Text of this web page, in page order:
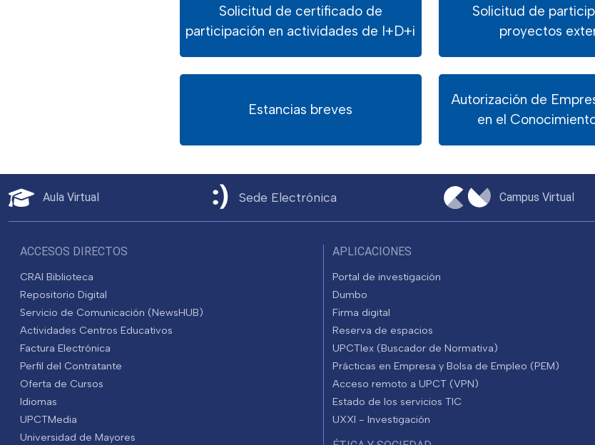
Solicitud de certificado de
participación en actividades de I+D+i
Solicitud de
proyectos
Estancias breves
Autorización de
en el
Aula Virtual Sede Electrónica Campus Virtual
ACCESOS DIRECTOS
CRAI Biblioteca
Repositorio Digital
Servicio de Comunicación (NewsHUB)
Actividades Centros Educativos
Factura Electrónica
Perfil del Contratante
Oferta de Cursos
Idiomas
UPCTMedia
Universidad de Mayores
APLICACIONES
Portal de investigación
Dumbo
Firma digital
Reserva de espacios
UPCTlex (Buscador de Normativa)
Prácticas en Empresa y Bolsa de Empleo (PEM)
Acceso remoto a UPCT (VPN)
Estado de los servicios TIC
UXXI - Investigación